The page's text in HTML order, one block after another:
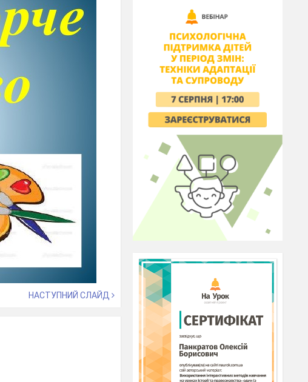
НАСТУПНИЙ СЛАЙД